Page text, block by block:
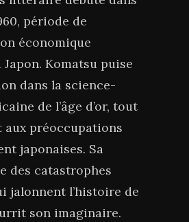
période de
économique
Komatsu puise
dans la science-
de l’âge d’or, tout
aux préoccupations
japonaises. Sa
des catastrophes
jalonnent l’histoire de
son imaginaire.